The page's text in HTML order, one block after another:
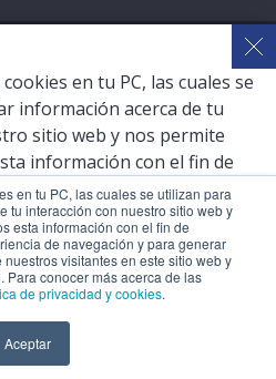
en tu PC, las cuales se utilizan para
tu interacción con nuestro sitio web y
esta información con el fin de
de navegación y para generar
visitantes en este sitio web y
Para conocer más acerca de las
de privacidad y cookies.
Aceptar
en tu PC, las cuales se
información acerca de tu
sitio web y nos permite
información con el fin de
experiencia de navegación y
métricas acerca de nuestros
web y otros medios de
más acerca de las cookies,
de privacidad y cookies